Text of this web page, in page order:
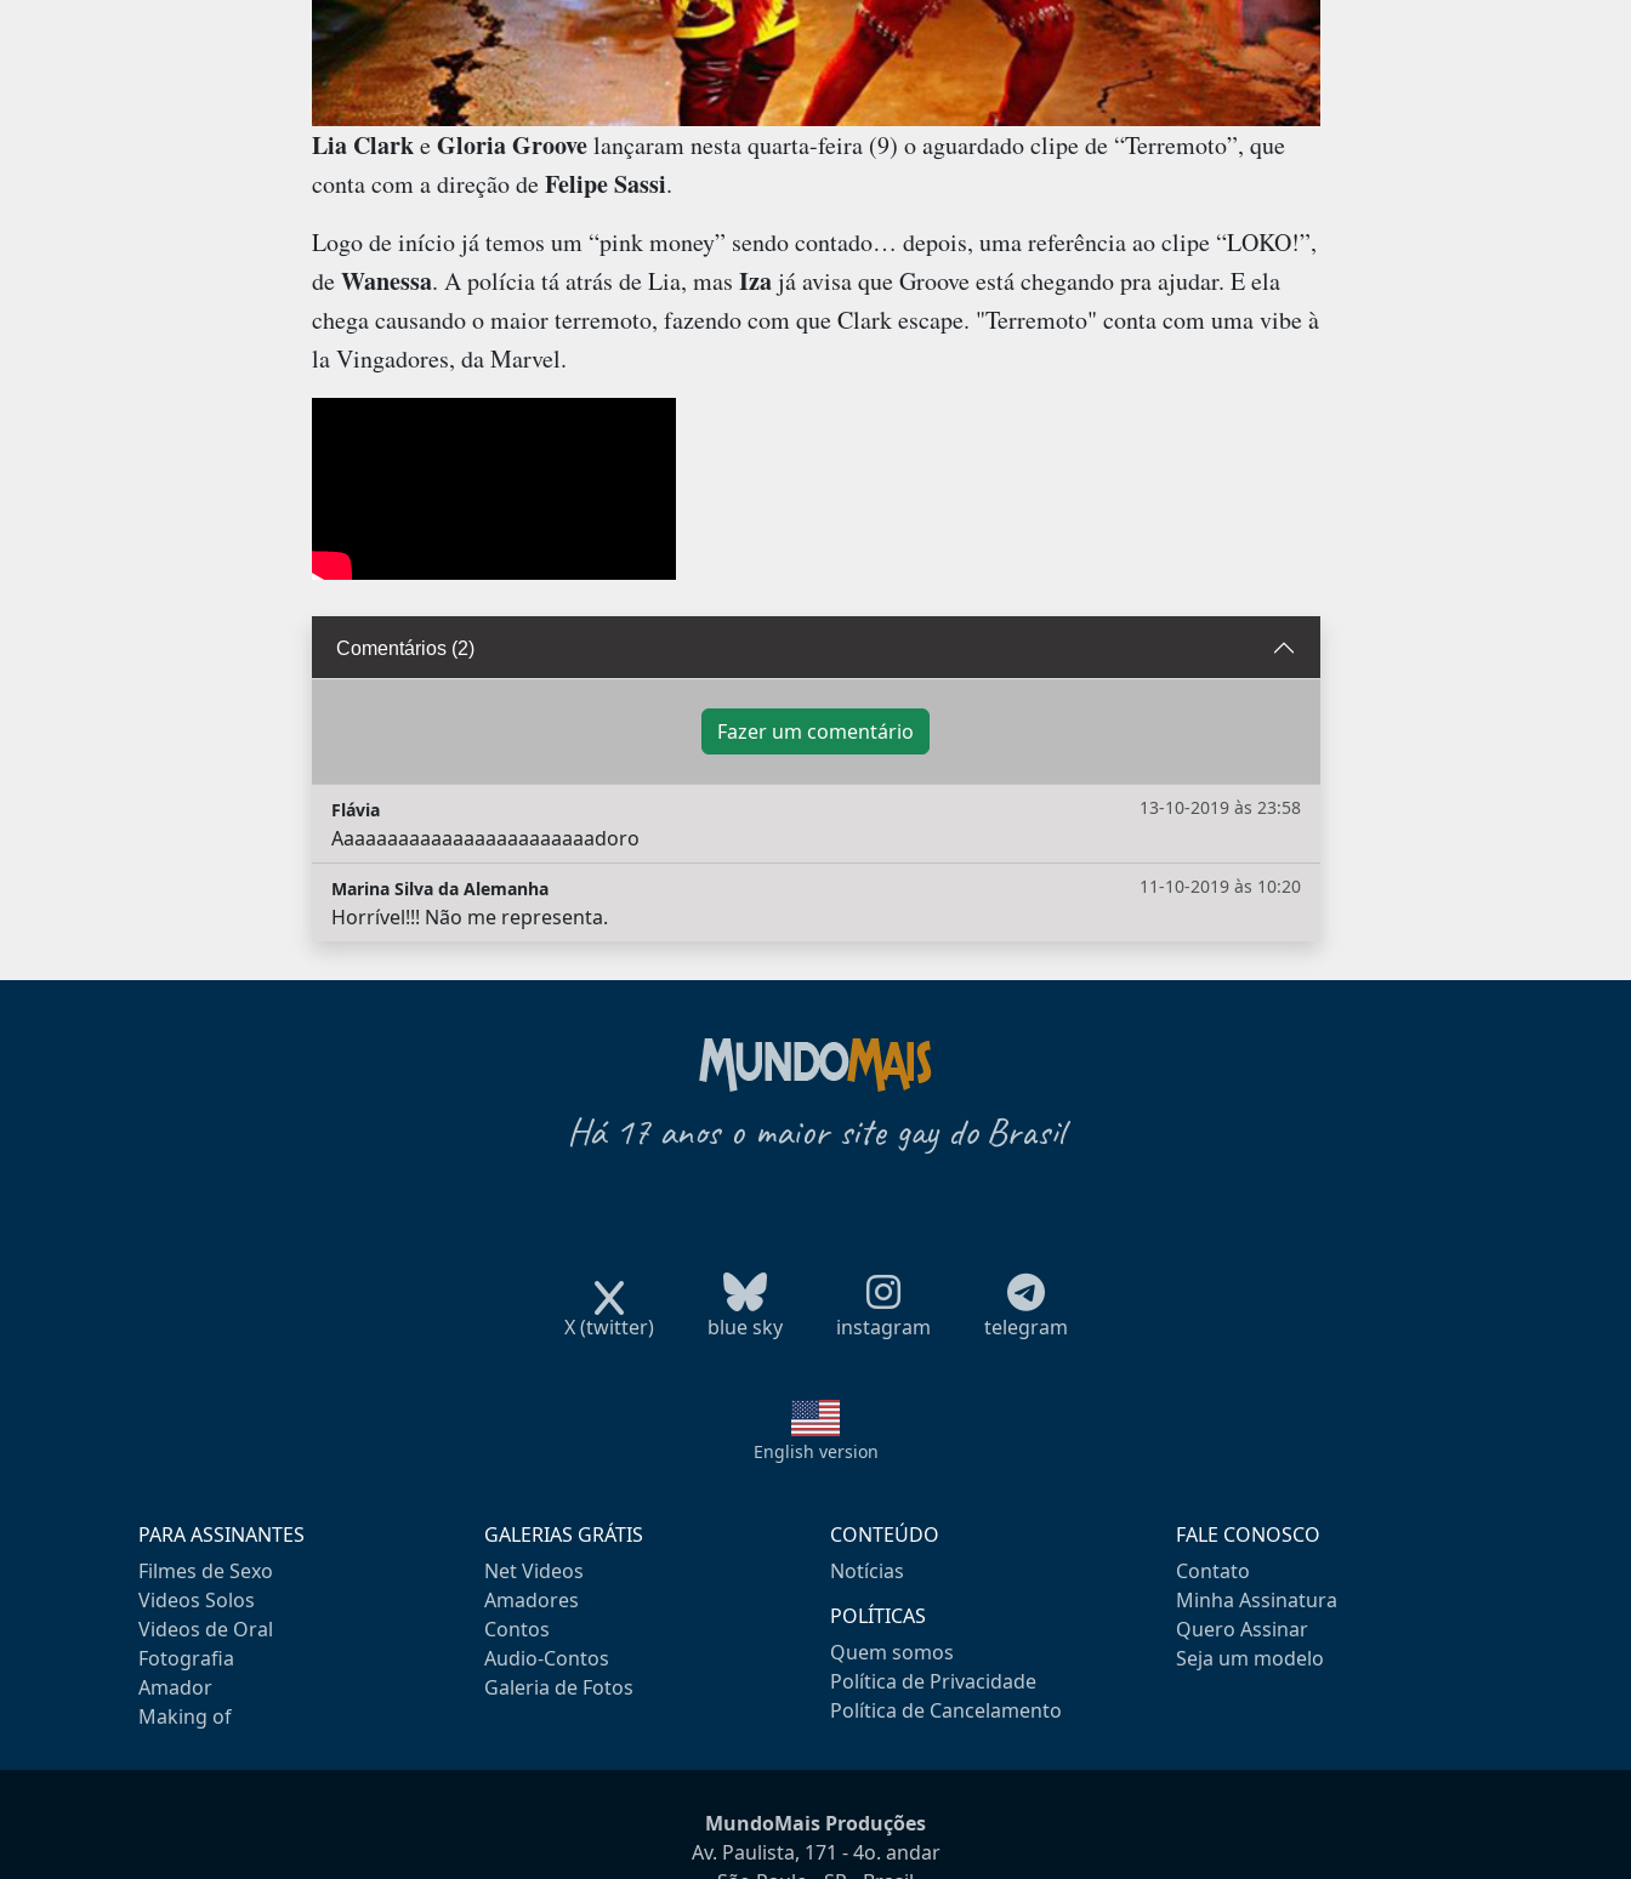
Lia ClarkeGloria Groovelançaram nesta quarta-feira (9) o aguardado clipe de “Terremoto”, que
conta com a direção deFelipe Sassi.
Logo de início já temos um “pink money” sendo contado… depois, uma referência ao clipe “LOKO!”,
deWanessa. A polícia tá atrás de Lia, mas Izajá avisa que Groove está chegando pra ajudar. E ela
chega causando o maior terremoto, fazendo com que Clark escape. "Terremoto" conta com uma vibe à
la Vingadores, da Marvel.
Comentários (2)
Fazer um comentário
13-10-2019 às 23:58
Flávia
Aaaaaaaaaaaaaaaaaaaaaaaadoro
11-10-2019 às 10:20
Marina Silva da Alemanha
Horrível!!! Não me representa.
Há 17 anos o maior site gay do Brasil
X (twitter) blue sky instagram telegram
English version
PARA ASSINANTES
Filmes de Sexo
Videos Solos
Videos de Oral
Fotografia
Amador
Making of
GALERIAS GRÁTIS
Net Videos
Amadores
Contos
Audio-Contos
Galeria de Fotos
CONTEÚDO
Notícias
POLÍTICAS
Quem somos
Política de Privacidade
Política de Cancelamento
FALE CONOSCO
Contato
Minha Assinatura
Quero Assinar
Seja um modelo
MundoMais Produções
Av. Paulista, 171 - 4o. andar